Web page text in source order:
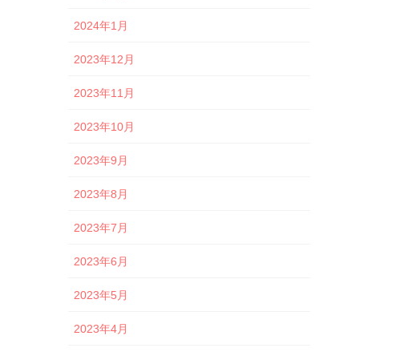
2024年1月
2023年12月
2023年11月
2023年10月
2023年9月
2023年8月
2023年7月
2023年6月
2023年5月
2023年4月